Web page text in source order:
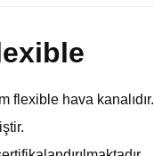
flexible hava kanalıdır.